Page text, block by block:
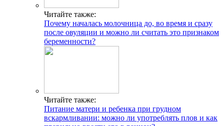
Факты и мифы о совместимости групп крови и резус-
факторов для зачатия ребенка